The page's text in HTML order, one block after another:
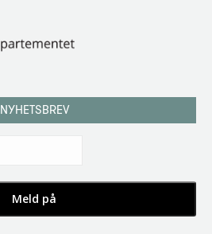
NYHETSBREV